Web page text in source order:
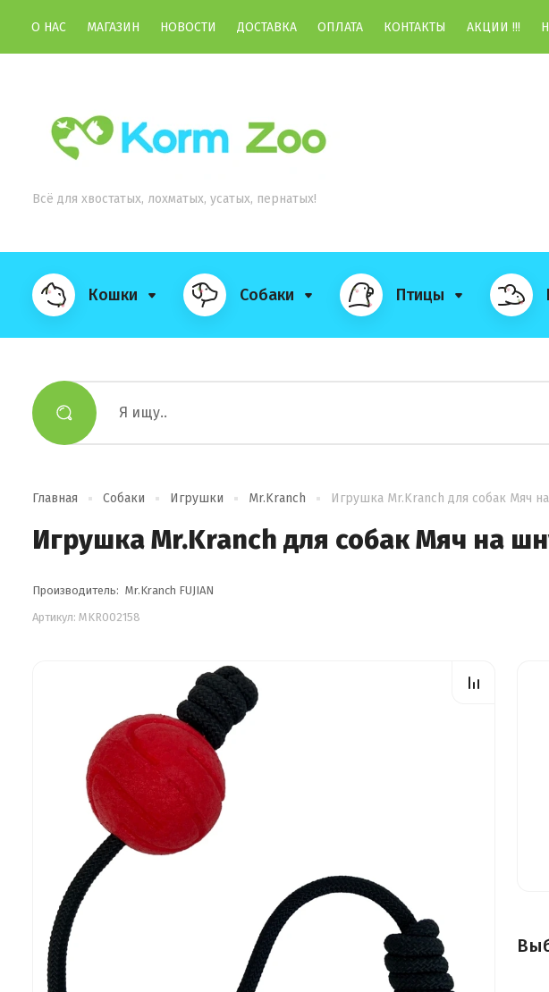
О НАС МАГАЗИН НОВОСТИ ДОСТАВКА ОПЛАТА КОНТАКТЫ АКЦИИ !!!
Всё для хвостатых, лохматых, усатых, пернатых!
Кошки Собаки Птицы
Главная Собаки Игрушки Mr.Kranch Игрушка Mr.Kranch для собак Мяч
Игрушка Mr.Kranch для собак Мяч на
Производитель: Mr.Kranch FUJIAN
Артикул: MKR002158